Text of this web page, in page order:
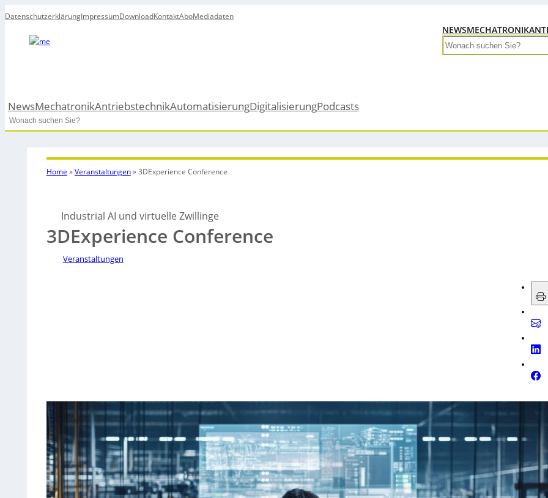
DatenschutzerklärungImpressumDownloadKontaktAboMediadaten
NEWSMECHATRONIK
Search
NewsMechatronikAntriebstechnikAutomatisierungDigitalisierungPodcasts
Search
Home »Veranstaltungen»3DExperience Conference
Industrial AI und virtuelle Zwillinge
3DExperience Conference
Veranstaltungen